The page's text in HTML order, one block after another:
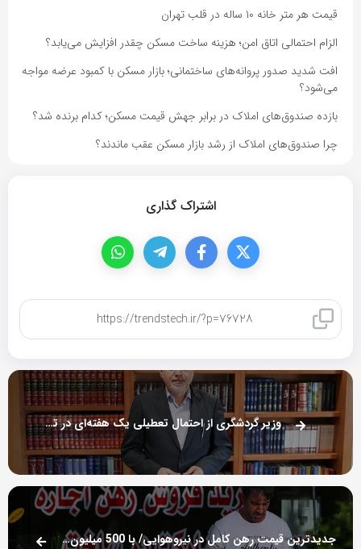
قیمت هر متر خانه ۱۰ ساله در قلب تهران
الزام احتمالی اتاق امن؛ هزینه ساخت مسکن چقدر افزایش می‌یابد؟
افت شدید صدور پروانه‌های ساختمانی؛ بازار مسکن با کمبود عرضه مواجه
می‌شود؟
بازده صندوق‌های املاک در برابر جهش قیمت مسکن؛ کدام برنده شد؟
چرا صندوق‌های املاک از رشد بازار مسکن عقب ماندند؟
اشتراک گذاری
کپی لینک
وزیر گردشگری از احتمال تعطیلی یک هفته‌ای در تابستان خبر داد
جدیدترین قیمت رهن کامل در نیروهوایی/ با 500 میلیون چه خانه‌ای می‌توان رهن کرد؟